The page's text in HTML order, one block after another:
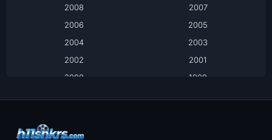
2008
2007
2006
2005
2004
2003
2002
2001
2000
1999
1994